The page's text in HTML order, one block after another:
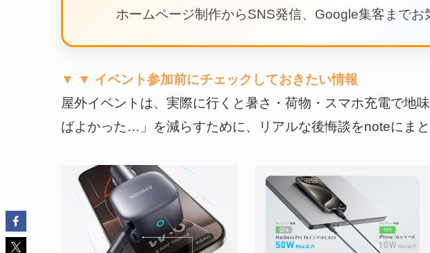
ホームページ制作からSNS発信、Google集客までお
▼ ▼ イベント参加前にチェックしておきたい情報
屋外イベントは、実際に行くと暑さ・荷物・スマホ充電で地
ばよかった…」を減らすために、リアルな後悔談をnoteにまと